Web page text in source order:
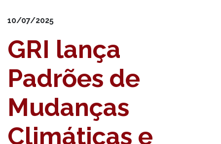
10/07/2025
GRI lança
Padrões de
Mudanças
Climáticas e